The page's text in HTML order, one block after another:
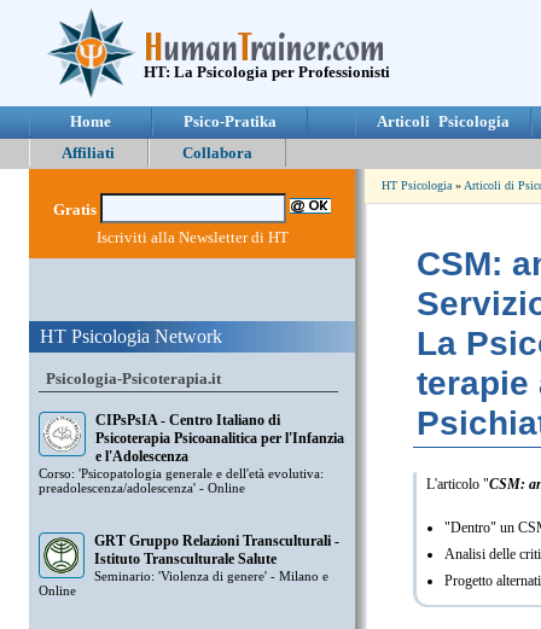
HT: La Psicologia per Professionisti
Home Psico-Pratika
Articoli Psicologia
Affiliati
Collabora
Gratis
Iscriviti alla Newsletter di HT
HT Psicologia Network
Psicologia-Psicoterapia.it
CIPsPsIA - Centro Italiano di
Psicoterapia Psicoanalitica per l'Infanzia
e l'Adolescenza
Corso: 'Psicopatologia generale e dell'età evolutiva:
preadolescenza/adolescenza' - Online
GRT Gruppo Relazioni Transculturali -
Istituto Transculturale Salute
Seminario: 'Violenza di genere' - Milano e
Online
HT Psicologia » Articoli di
CSM:
La
terapie
L'articolo "CSM:
"Dentro" un
Analisi delle
Progetto